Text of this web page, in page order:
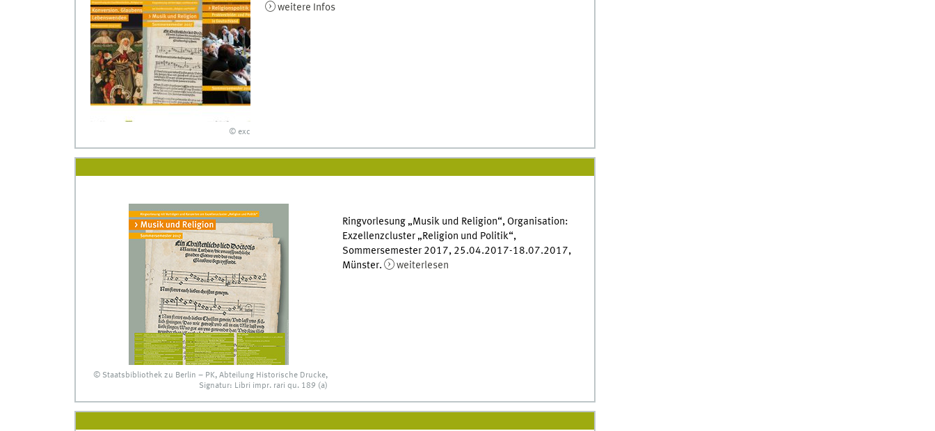
© exc
weitere Infos
© Staatsbibliothek zu Berlin – PK, Abteilung Historische Drucke,
Signatur: Libri impr. rari qu. 189 (a)
Ringvorlesung „Musik und Religion“, Organisation:
Exzellenzcluster „Religion und Politik“,
Sommersemester 2017, 25.04.2017-18.07.2017,
Münster.
weiterlesen